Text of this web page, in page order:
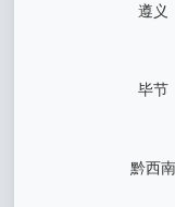
遵义
毕节
黔西南